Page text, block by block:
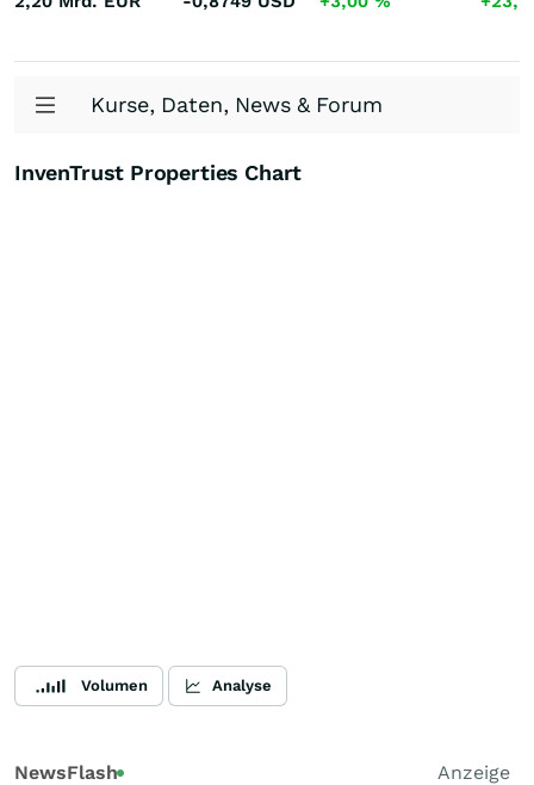
Kurse, Daten, News & Forum
InvenTrust Properties Chart
Volumen Analyse
NewsFlash
Anzeige